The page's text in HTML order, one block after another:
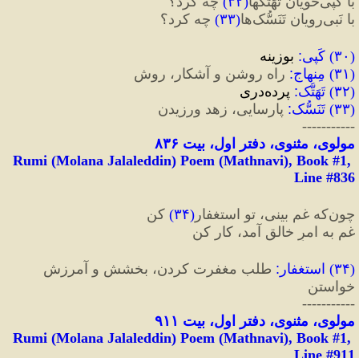
با نَبی‌رویان تَنَسُّک‌ها
(۳۳) چه کرد؟
( ۳۰) کَپی‌: بوزینه
(۳۱) مِنهاج: راه روشن و آشکار، روش
(۳۲) تَهَتُّک‎: پرده‌دری
(۳۳) تَنَسُّک‌: پارسایی، زهد ورزیدن
-----------
مولوی، مثنوی، دفتر اول، بیت ۸۳۶
Rumi (Molana Jalaleddin) Poem (Mathnavi), Book #1,
Line #836
چون‌که غم بینی، تو استغفار (۳۴) کن
غم به امرِ خالق آمد، کار کن
(۳۴) استغفار :
خواستن
-----------
مولوی، مثنوی، دفتر اول، بیت ۹۱۱
Rumi (Molana Jalaleddin) Poem (Mathnavi), Book #1,
Line #911